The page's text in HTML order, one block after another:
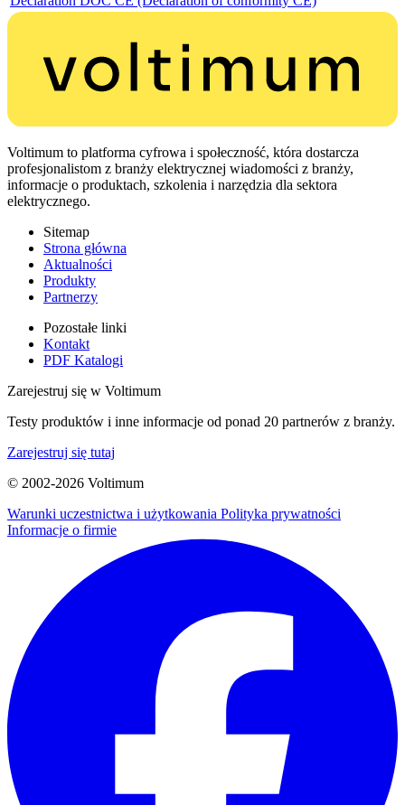
Voltimum to platforma cyfrowa i społeczność, która dostarcza
profesjonalistom z branży elektrycznej wiadomości z branży,
informacje o produktach, szkolenia i narzędzia dla sektora
elektrycznego.
Sitemap
Strona główna
Aktualności
Produkty
Partnerzy
Pozostałe linki
Kontakt
PDF Katalogi
Zarejestruj się w Voltimum
Testy produktów i inne informacje od ponad 20 partnerów z branży.
Zarejestruj się tutaj
© 2002-2026 Voltimum
Warunki uczestnictwa i użytkowania Polityka prywatności
Informacje o firmie